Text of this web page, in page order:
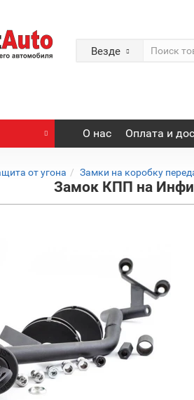
Везде
О нас Оплата и
от угона Замки на коробку
Замок КПП на